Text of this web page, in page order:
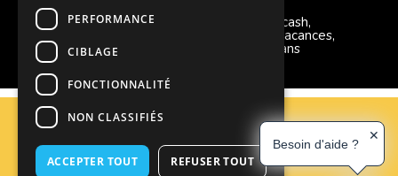
Modes de règlement acceptés
Chèque, Virement, Espèces, Mandats cash,
Bons CAF, Conseil général, Chèques vacances,
Carte bancaire, Prise en charge reçu sans
règlement, Prélèvement, Pass Colo
Plan du site
Espace Professionnels
PERFORMANCE
CIBLAGE
FONCTIONNALITÉ
NON CLASSIFIÉS
ACCEPTER TOUT REFUSER TOUT
Besoin d'aide ?
✕